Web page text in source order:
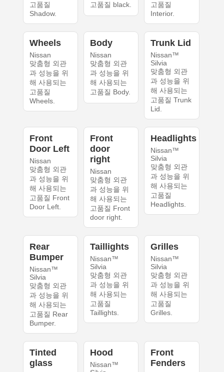
고품질
Shadow.
고품질 black.
고품질
Interior.
Wheels
Nissan
맞춤형 외관
과 성능을 위
해 사용되는
고품질
Wheels.
Body
Nissan
맞춤형 외관
과 성능을 위
해 사용되는
고품질 Body.
Trunk Lid
Nissan™
Silvia
맞춤형 외관
과 성능을 위
해 사용되는
고품질 Trunk
Lid.
Front
Door Left
Nissan
맞춤형 외관
과 성능을 위
해 사용되는
고품질 Front
Door Left.
Front
door
right
Nissan
맞춤형 외관
과 성능을 위
해 사용되는
고품질 Front
door right.
Headlights
Nissan™
Silvia
맞춤형 외관
과 성능을 위
해 사용되는
고품질
Headlights.
Rear
Bumper
Nissan™
Silvia
맞춤형 외관
과 성능을 위
해 사용되는
고품질 Rear
Bumper.
Taillights
Nissan™
Silvia
맞춤형 외관
과 성능을 위
해 사용되는
고품질
Taillights.
Grilles
Nissan™
Silvia
맞춤형 외관
과 성능을 위
해 사용되는
고품질
Grilles.
Tinted
glass
Hood
Nissan™
Front
Fenders